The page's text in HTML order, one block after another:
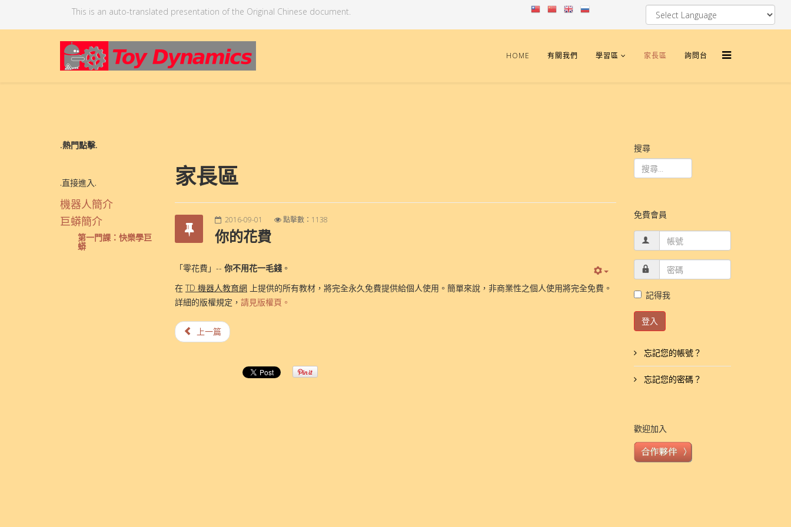
This is an auto-translated presentation of the Original Chinese document.
HOME 有關我們 學習區 家長區 詢問台
.熱門點擊.
.直接進入.
機器人簡介
巨蟒簡介
第一門課：快樂學巨
蟒
家長區
2016-09-01 點擊數：1138
你的花費
「零花費」-- 你不用花一毛錢 。
在 TD 機器人教育網 上提供的所有教材，將完全永久免費提供給個人使用。簡單來說，非商業性之個人使用將完全免費。
詳細的版權規定， 請見版權頁。
上一篇
搜尋
免費會員
記得我
登入
忘記您的帳號？
忘記您的密碼？
歡迎加入